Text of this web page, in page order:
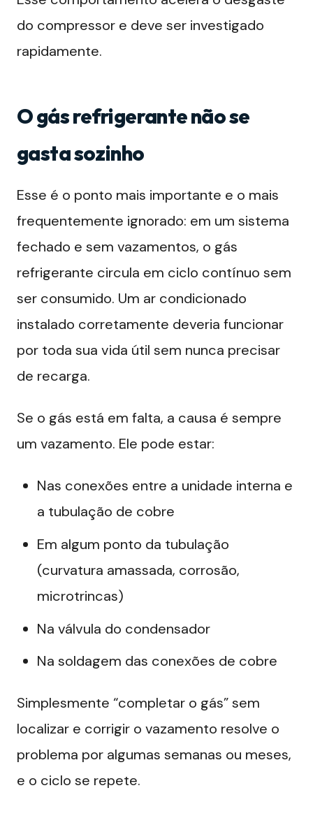
do compressor e deve ser investigado
rapidamente.
O gás refrigerante não se
gasta sozinho
Esse é o ponto mais importante e o mais
frequentemente ignorado: em um sistema
fechado e sem vazamentos, o gás
refrigerante circula em ciclo contínuo sem
ser consumido. Um ar condicionado
instalado corretamente deveria funcionar
por toda sua vida útil sem nunca precisar
de recarga.
Se o gás está em falta, a causa é sempre
um vazamento. Ele pode estar:
Nas conexões entre a unidade interna e
a tubulação de cobre
Em algum ponto da tubulação
(curvatura amassada, corrosão,
microtrincas)
Na válvula do condensador
Na soldagem das conexões de cobre
Simplesmente “completar o gás” sem
localizar e corrigir o vazamento resolve o
problema por algumas semanas ou meses,
e o ciclo se repete.